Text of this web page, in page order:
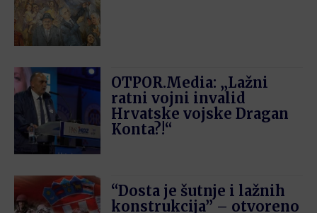
OTPOR.Media: „Lažni
ratni vojni invalid
Hrvatske vojske Dragan
Konta?!“
“Dosta je šutnje i lažnih
konstrukcija” – otvoreno